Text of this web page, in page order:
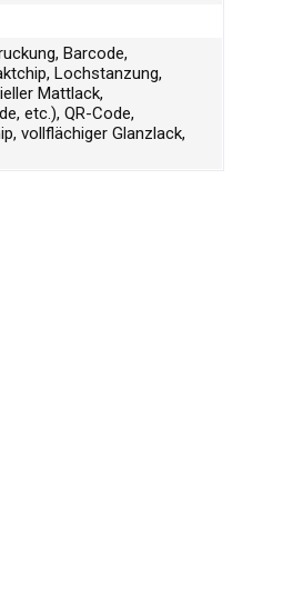
Barcode,
Lochstanzung,
Mattlack,
etc.), QR-Code,
vollflächiger Glanzlack,